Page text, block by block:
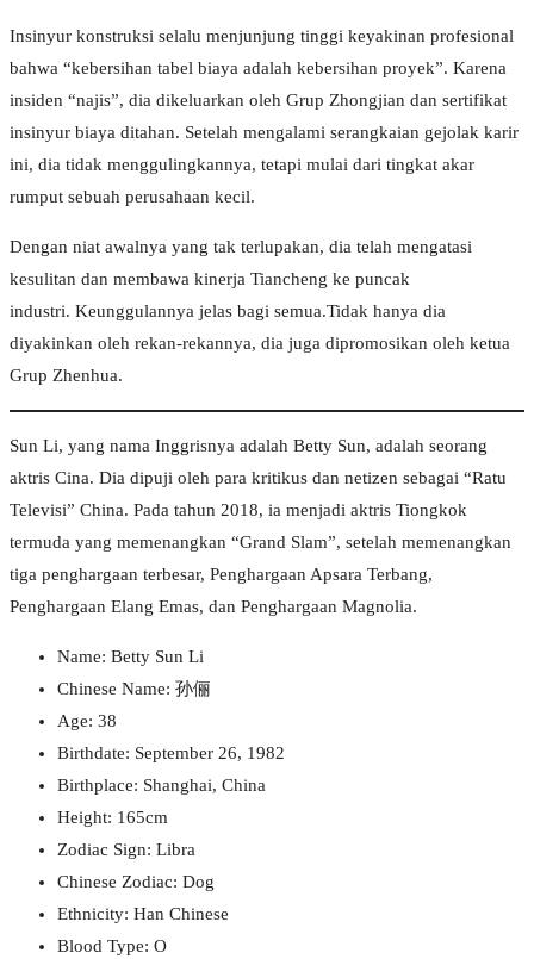
Insinyur konstruksi selalu menjunjung tinggi keyakinan profesional
bahwa “kebersihan tabel biaya adalah kebersihan proyek”. Karena
insiden “najis”, dia dikeluarkan oleh Grup Zhongjian dan sertifikat
insinyur biaya ditahan. Setelah mengalami serangkaian gejolak karir
ini, dia tidak menggulingkannya, tetapi mulai dari tingkat akar
rumput sebuah perusahaan kecil.
Dengan niat awalnya yang tak terlupakan, dia telah mengatasi
kesulitan dan membawa kinerja Tiancheng ke puncak
industri. Keunggulannya jelas bagi semua.Tidak hanya dia
diyakinkan oleh rekan-rekannya, dia juga dipromosikan oleh ketua
Grup Zhenhua.
Sun Li, yang nama Inggrisnya adalah Betty Sun, adalah seorang
aktris Cina. Dia dipuji oleh para kritikus dan netizen sebagai “Ratu
Televisi” China. Pada tahun 2018, ia menjadi aktris Tiongkok
termuda yang memenangkan “Grand Slam”, setelah memenangkan
tiga penghargaan terbesar, Penghargaan Apsara Terbang,
Penghargaan Elang Emas, dan Penghargaan Magnolia.
Name: Betty Sun Li
Chinese Name: 孙俪
Age: 38
Birthdate: September 26, 1982
Birthplace: Shanghai, China
Height: 165cm
Zodiac Sign: Libra
Chinese Zodiac: Dog
Ethnicity: Han Chinese
Blood Type: O